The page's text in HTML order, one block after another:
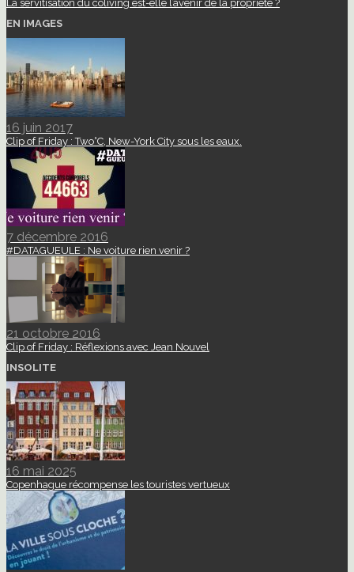
La servitisation du coliving est-elle l’avenir de la propriété ?
EN IMAGES
16 juin 2017
Clip of Friday : Two°C, New-York City sous les eaux.
7 décembre 2016
#DATAGUEULE : Ne voiture rien venir ?
21 octobre 2016
Clip of Friday : Réflexions avec Jean Nouvel
INSOLITE
16 mai 2025
Copenhague récompense les touristes vertueux